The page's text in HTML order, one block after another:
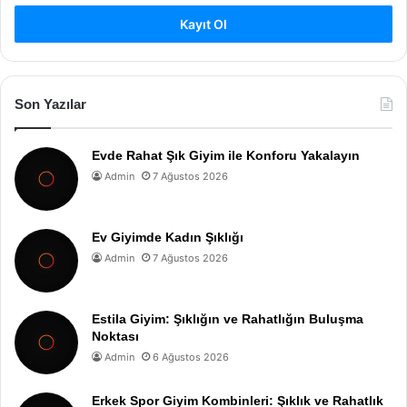
Kayıt Ol
Son Yazılar
Evde Rahat Şık Giyim ile Konforu Yakalayın
Admin 7 Ağustos 2026
Ev Giyimde Kadın Şıklığı
Admin 7 Ağustos 2026
Estila Giyim: Şıklığın ve Rahatlığın Buluşma
Noktası
Admin 6 Ağustos 2026
Erkek Spor Giyim Kombinleri: Şıklık ve Rahatlık